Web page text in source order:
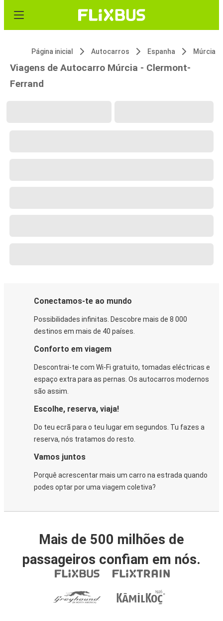
Página inicial Autocarros Espanha Múrcia
Viagens de Autocarro Múrcia - Clermont-
Ferrand
Conectamos-te ao mundo
Possibilidades infinitas. Descobre mais de 8 000
destinos em mais de 40 países.
Conforto em viagem
Descontrai-te com Wi-Fi gratuito, tomadas eléctricas e
espaço extra para as pernas. Os autocarros modernos
são assim.
Escolhe, reserva, viaja!
Do teu ecrã para o teu lugar em segundos. Tu fazes a
reserva, nós tratamos do resto.
Vamos juntos
Porquê acrescentar mais um carro na estrada quando
podes optar por uma viagem coletiva?
Mais de 500 milhões de
passageiros confiam em nós.